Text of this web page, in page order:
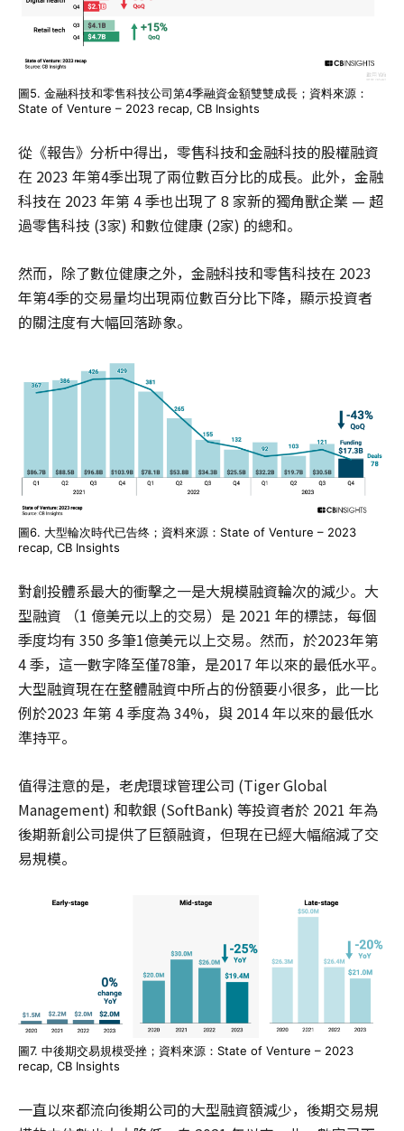
圖5. 金融科技和零售科技公司第4季融資金額雙雙成長；資料來源：
State of Venture – 2023 recap, CB Insights
從《報告》分析中得出，零售科技和金融科技的股權融資
在 2023 年第4季出現了兩位數百分比的成長。此外，金融
科技在 2023 年第 4 季也出現了 8 家新的獨角獸企業 — 超
過零售科技 (3家) 和數位健康 (2家) 的總和。
然而，除了數位健康之外，金融科技和零售科技在 2023
年第4季的交易量均出現兩位數百分比下降，顯示投資者
的關注度有大幅回落跡象。
圖6. 大型輪次時代已告终；資料來源：State of Venture – 2023
recap, CB Insights
對創投體系最大的衝擊之一是大規模融資輪次的減少。大
型融資 （1 億美元以上的交易）是 2021 年的標誌，每個
季度均有 350 多筆1億美元以上交易。然而，於2023年第
4 季，這一數字降至僅78筆，是2017 年以來的最低水平。
大型融資現在在整體融資中所占的份額要小很多，此一比
例於2023 年第 4 季度為 34%，與 2014 年以來的最低水
準持平。
值得注意的是，老虎環球管理公司 (Tiger Global
Management) 和軟銀 (SoftBank) 等投資者於 2021 年為
後期新創公司提供了巨額融資，但現在已經大幅縮減了交
易規模。
圖7. 中後期交易規模受挫；資料來源：State of Venture – 2023
recap, CB Insights
一直以來都流向後期公司的大型融資額減少，後期交易規